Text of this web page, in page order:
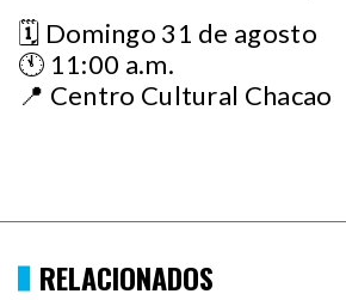
🗓️ Domingo 31 de agosto
🕚 11:00 a.m.
📍 Centro Cultural Chacao
RELACIONADOS